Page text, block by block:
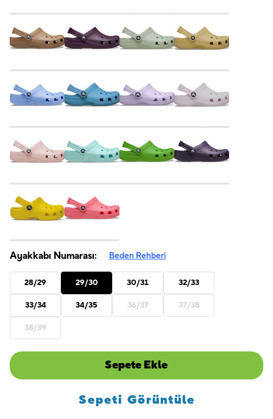
Ayakkabı Numarası: Beden Rehberi
28/29 29/30 30/31 32/33
33/34 34/35 36/37 37/38
38/39
Sepete Ekle
Sepeti Görüntüle